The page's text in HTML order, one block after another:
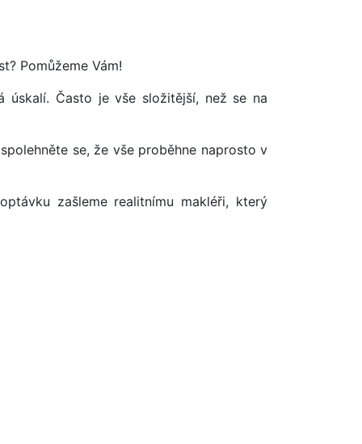
Pomůžeme Vám!
úskalí. Často je vše složitější, než se na
se, že vše proběhne naprosto v
zašleme realitnímu makléři, který